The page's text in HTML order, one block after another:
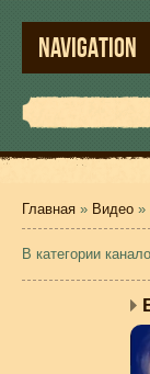
NAVIGATION
Главная » Видео »
В категории